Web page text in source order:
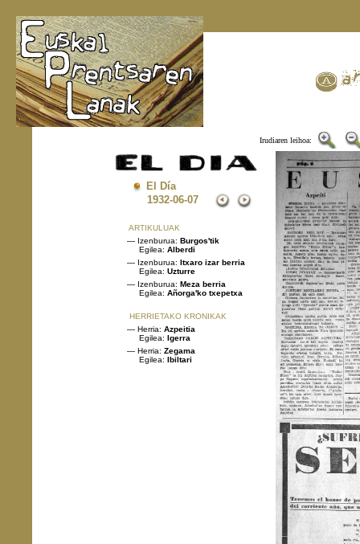
Irudiaren leihoa:
El Día
1932-06-07
ARTIKULUAK
— Izenburua: Burgos'tik
Egilea: Alberdi
— Izenburua: Itxaro izar berria
Egilea: Uzturre
— Izenburua: Meza berria
Egilea: Añorga'ko txepetxa
HERRIETAKO KRONIKAK
— Herria: Azpeitia
Egilea: Igerra
— Herria: Zegama
Egilea: Ibiltari